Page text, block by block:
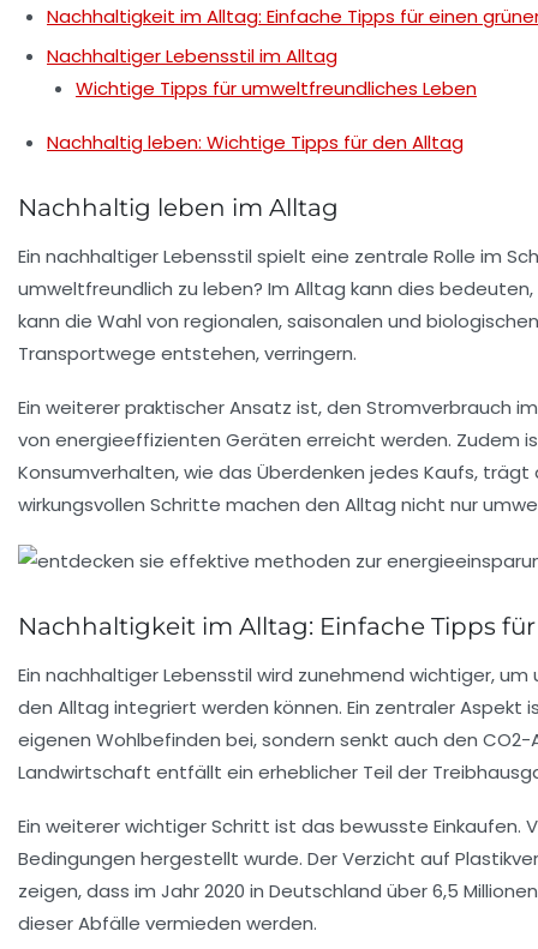
Nachhaltigkeit im Alltag: Einfache Tipps für einen
Nachhaltiger Lebensstil im Alltag
Wichtige Tipps für umweltfreundliches Leben
Nachhaltig leben: Wichtige Tipps für den Alltag
Nachhaltig leben im Alltag
Ein nachhaltiger Lebensstil spielt eine zentrale Rolle im
umweltfreundlich zu leben? Im Alltag kann dies
kann die Wahl von regionalen, saisonalen und
Transportwege entstehen, verringern.
Ein weiterer praktischer Ansatz ist, den Stromverbrauch
von energieeffizienten Geräten erreicht werden. Zudem
Konsumverhalten, wie das Überdenken jedes Kaufs,
wirkungsvollen Schritte machen den Alltag nicht nur
Nachhaltigkeit im Alltag: Einfache Tipps
Ein nachhaltiger Lebensstil wird zunehmend wichtiger,
den Alltag integriert werden können. Ein zentraler Aspekt
eigenen Wohlbefinden bei, sondern senkt auch den
Landwirtschaft entfällt ein erheblicher Teil der
Ein weiterer wichtiger Schritt ist das bewusste
Bedingungen hergestellt wurde. Der Verzicht auf
zeigen, dass im Jahr 2020 in Deutschland über 6,5
dieser Abfälle vermieden werden.